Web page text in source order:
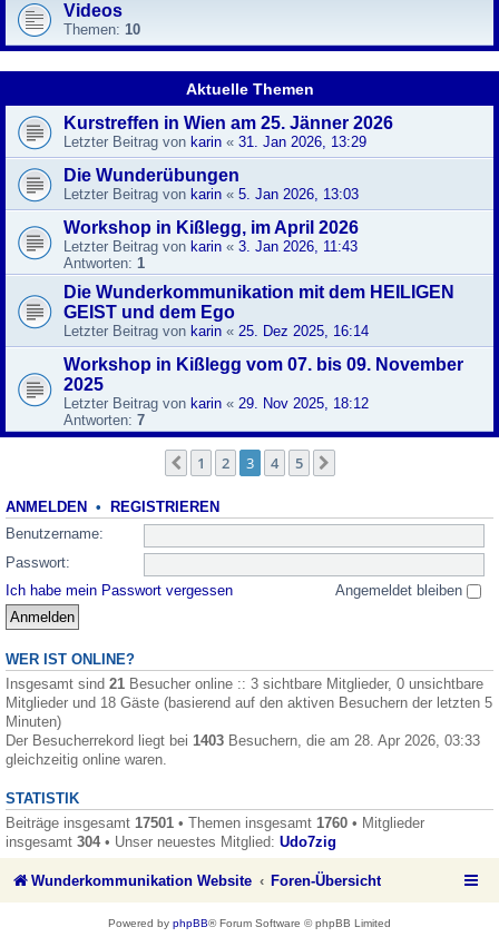
Videos
Themen: 10
Aktuelle Themen
Kurstreffen in Wien am 25. Jänner 2026
Letzter Beitrag von karin « 31. Jan 2026, 13:29
Die Wunderübungen
Letzter Beitrag von karin « 5. Jan 2026, 13:03
Workshop in Kißlegg, im April 2026
Letzter Beitrag von karin « 3. Jan 2026, 11:43
Antworten: 1
Die Wunderkommunikation mit dem HEILIGEN
GEIST und dem Ego
Letzter Beitrag von karin « 25. Dez 2025, 16:14
Workshop in Kißlegg vom 07. bis 09. November
2025
Letzter Beitrag von karin « 29. Nov 2025, 18:12
Antworten: 7
Vorherige
1 2 3 4 5
ANMELDEN • REGISTRIEREN
Benutzername:
Passwort:
Ich habe mein Passwort vergessen
Angemeldet bleiben
WER IST ONLINE?
Insgesamt sind 21 Besucher online :: 3 sichtbare Mitglieder, 0 unsichtbare
Mitglieder und 18 Gäste (basierend auf den aktiven Besuchern der letzten 5
Minuten)
Der Besucherrekord liegt bei 1403 Besuchern, die am 28. Apr 2026, 03:33
gleichzeitig online waren.
STATISTIK
Beiträge insgesamt 17501 • Themen insgesamt 1760 • Mitglieder
insgesamt 304• Unser neuestes Mitglied: Udo7zig
Wunderkommunikation Website Foren-Übersicht
Powered by phpBB® Forum Software © phpBB Limited